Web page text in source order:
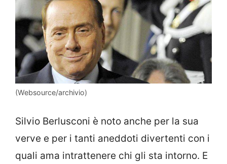
(Websource/archivio)
Silvio Berlusconi è noto anche per la sua
verve e per i tanti aneddoti divertenti con i
quali ama intrattenere chi gli sta intorno. E